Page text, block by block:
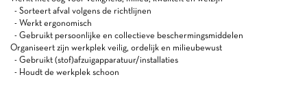
- Sorteert afval volgens de richtlijnen
- Werkt ergonomisch
- Gebruikt persoonlijke en collectieve beschermingsmiddelen
Organiseert zijn werkplek veilig, ordelijk en milieubewust
- Gebruikt (stof)afzuigapparatuur/installaties
- Houdt de werkplek schoon